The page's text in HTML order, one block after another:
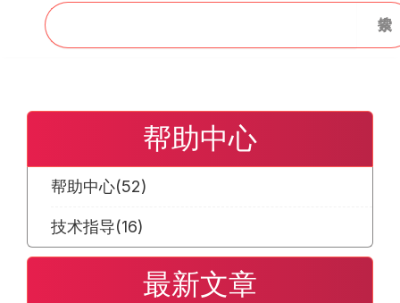
搜
索
搜索
帮助中心
帮助中心(52)
技术指导(16)
最新文章